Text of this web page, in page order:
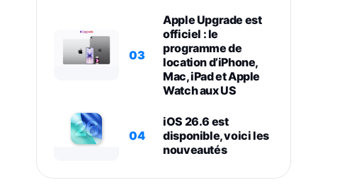
03
Apple Upgrade est
officiel : le
programme de
location d’iPhone,
Mac, iPad et Apple
Watch aux US
04
iOS 26.6 est
disponible, voici les
nouveautés